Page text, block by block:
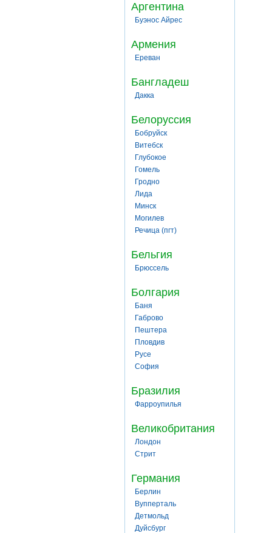
Аргентина
Буэнос Айрес
Армения
Ереван
Бангладеш
Дакка
Белоруссия
Бобруйск
Витебск
Глубокое
Гомель
Гродно
Лида
Минск
Могилев
Речица (пгт)
Бельгия
Брюссель
Болгария
Баня
Габрово
Пештера
Пловдив
Русе
София
Бразилия
Фарроупилья
Великобритания
Лондон
Стрит
Германия
Берлин
Вупперталь
Детмольд
Дуйсбург